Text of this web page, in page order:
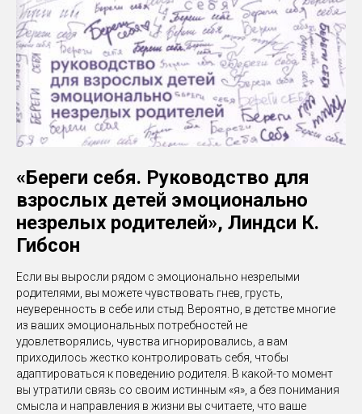
«Береги себя. Руководство для
взрослых детей эмоционально
незрелых родителей», Линдси К.
Гибсон
Если вы выросли рядом с эмоционально незрелыми
родителями, вы можете чувствовать гнев, грусть,
неуверенность в себе или стыд. Вероятно, в детстве многие
из ваших эмоциональных потребностей не
удовлетворялись, чувства игнорировались, а вам
приходилось жестко контролировать себя, чтобы
адаптироваться к поведению родителя. В какой-то момент
вы утратили связь со своим истинным «я», а без понимания
смысла и направления в жизни вы считаете, что ваше